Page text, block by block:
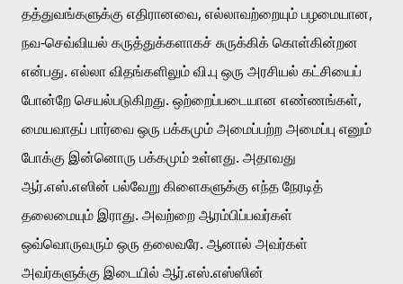
தத்துவங்களுக்கு எதிரானவை, எல்லாவற்றையும் பழமையான,
நவ-செவ்வியல் கருத்துக்களாகச் சுருக்கிக் கொள்கின்றன
என்பது. எல்லா விதங்களிலும் வி.பு ஒரு அரசியல் கட்சியைப்
போன்றே செயல்படுகிறது. ஒற்றைப்படையான எண்ணங்கள்,
மையவாதப் பார்வை ஒரு பக்கமும் அமைப்பற்ற அமைப்பு எனும்
போக்கு இன்னொரு பக்கமும் உள்ளது. அதாவது
ஆர்.எஸ்.எஸின் பல்வேறு கிளைகளுக்கு எந்த நேரடித்
தலைமையும் இராது. அவற்றை ஆரம்பிப்பவர்கள்
ஒவ்வொருவரும் ஒரு தலைவரே. ஆனால் அவர்கள்
அவர்களுக்கு இடையில் ஆர்.எஸ்.எஸ்ஸின்